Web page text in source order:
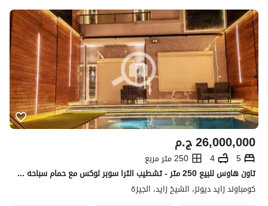
ج.م26,000,000
5
4
250 متر مربع
تاون هاوس للبيع 250 متر - تشطيب الترا سوبر لوكس مع حمام سباحه و مصعد - في كمبوند زايد ديونز - الشيخ زايد - الجيزه
كومباوند زايد ديونز، الشيخ زايد، الجيزة